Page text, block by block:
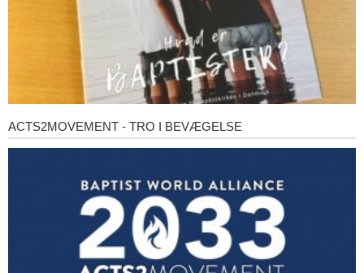
Acts2Movement
-
ACTS2MOVEMENT - TRO I BEVÆGELSE